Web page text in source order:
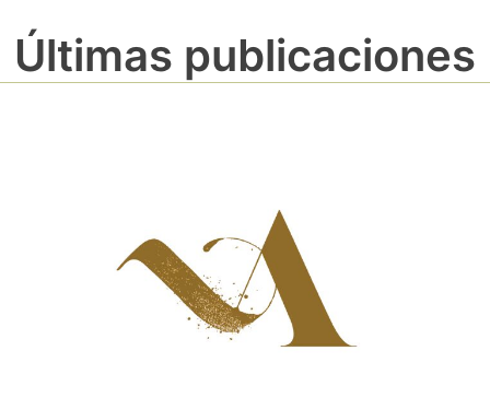
Últimas publicaciones